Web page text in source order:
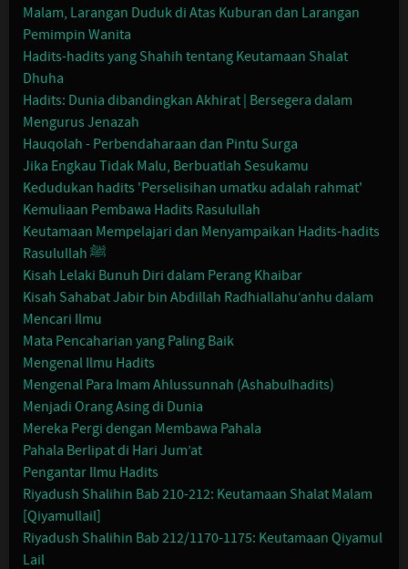
Malam, Larangan Duduk di Atas Kuburan dan Larangan
Pemimpin Wanita
Hadits-hadits yang Shahih tentang Keutamaan Shalat
Dhuha
Hadits: Dunia dibandingkan Akhirat | Bersegera dalam
Mengurus Jenazah
Hauqolah - Perbendaharaan dan Pintu Surga
Jika Engkau Tidak Malu, Berbuatlah Sesukamu
Kedudukan hadits 'Perselisihan umatku adalah rahmat'
Kemuliaan Pembawa Hadits Rasulullah
Keutamaan Mempelajari dan Menyampaikan Hadits-hadits
Rasulullah ﷺ
Kisah Lelaki Bunuh Diri dalam Perang Khaibar
Kisah Sahabat Jabir bin Abdillah Radhiallahu‘anhu dalam
Mencari Ilmu
Mata Pencaharian yang Paling Baik
Mengenal Ilmu Hadits
Mengenal Para Imam Ahlussunnah (Ashabulhadits)
Menjadi Orang Asing di Dunia
Mereka Pergi dengan Membawa Pahala
Pahala Berlipat di Hari Jum’at
Pengantar Ilmu Hadits
Riyadush Shalihin Bab 210-212: Keutamaan Shalat Malam
[Qiyamullail]
Riyadush Shalihin Bab 212/1170-1175: Keutamaan Qiyamul
Lail